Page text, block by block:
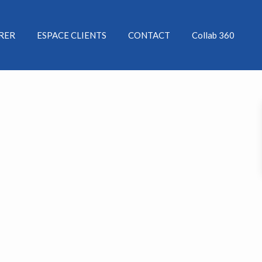
ESPACE CLIENTS CONTACT Collab 360